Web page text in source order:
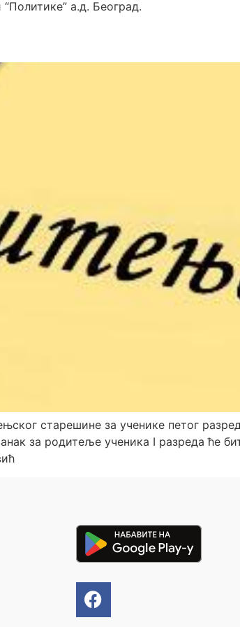
а.д. Београд.
старешине за ученике петог
за родитеље ученика I разреда ће